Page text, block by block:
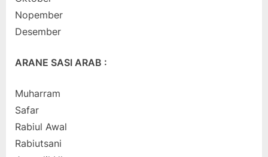
Nopember
Desember
ARANE SASI ARAB :
Muharram
Safar
Rabiul Awal
Rabiutsani